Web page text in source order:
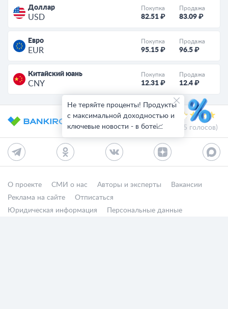
Доллар
USD
Покупка
82.51 ₽
Продажа
83.09 ₽
Евро
EUR
Покупка
95.15 ₽
Продажа
96.5 ₽
Китайский юань
CNY
Покупка
12.31 ₽
Продажа
12.4 ₽
4.9 из 5 (4425 голосов)
О проекте СМИ о нас Авторы и эксперты
Вакансии
Реклама на сайте
Отписаться
Юридическая информация
Персональные данные
Не теряйте проценты! Продукты
с максимальной доходностью и
ключевые новости - в боте📈